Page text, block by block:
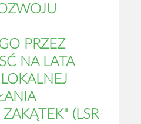
PRZEZ
NA LATA
(LSR